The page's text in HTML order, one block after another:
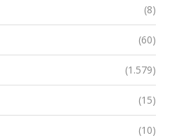
(8)
(60)
(1.579)
(15)
(10)